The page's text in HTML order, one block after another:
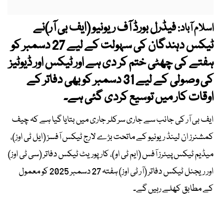
اسلام آباد:فیڈرل بورڈ آف ریونیو (ایف بی آر)نے
ٹیکس دہندگان کی سہولت کے لیے 27 دسمبر کو
ہفتے کی چھٹی ختم کر دی ہے اور ٹیکس اور ڈیوٹیز
کی وصولی کے لیے 31 دسمبر کو بھی دفاتر کے
اوقات کار میں توسیع کردی گئی ہے۔
ایف بی آر کی جانب سے جاری سرکلر جاری میں بتایا گیا ہے کہ چیف
کمشنرز ان لینڈ ریونیو کے ماتحت بڑے لارج ٹیکس آفسز (ایل ٹی اوز)،
میڈیم ٹیکس پیئرز آفس (ایم ٹی او)، کارپوریٹ ٹیکس دفاتر (سی ٹی اوز)
اور ریجنل ٹیکس دفاتر (آر ٹی اوز) ہفتہ 27 دسمبر 2025 کو معمول
کے مطابق کھلے رہیں گے۔